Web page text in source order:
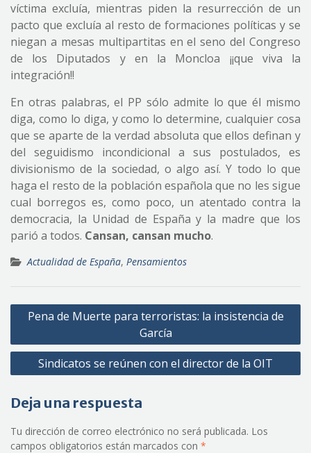
víctima excluía, mientras piden la resurrección de un
pacto que excluía al resto de formaciones políticas y se
niegan a mesas multipartitas en el seno del Congreso
de los Diputados y en la Moncloa ¡¡que viva la
integración!!
En otras palabras, el PP sólo admite lo que él mismo
diga, como lo diga, y como lo determine, cualquier cosa
que se aparte de la verdad absoluta que ellos definan y
del seguidismo incondicional a sus postulados, es
divisionismo de la sociedad, o algo así. Y todo lo que
haga el resto de la población española que no les sigue
cual borregos es, como poco, un atentado contra la
democracia, la Unidad de España y la madre que los
parió a todos. Cansan, cansan mucho.
Actualidad de España, Pensamientos
Navegación
entradas
Pena de Muerte para terroristas: la insistencia de
García
Sindicatos se reúnen con el director de la OIT
Deja una respuesta
Tu dirección de correo electrónico no será publicada. Los
campos obligatorios están marcados con *